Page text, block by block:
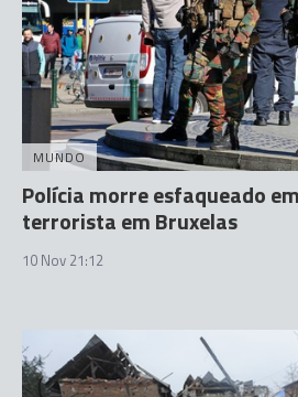
MUNDO
Polícia morre esfaqueado
terrorista em Bruxelas
10 Nov 21:12